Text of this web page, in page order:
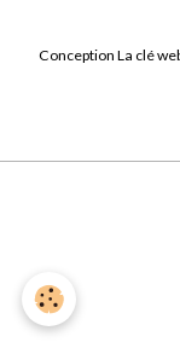
Conception La clé